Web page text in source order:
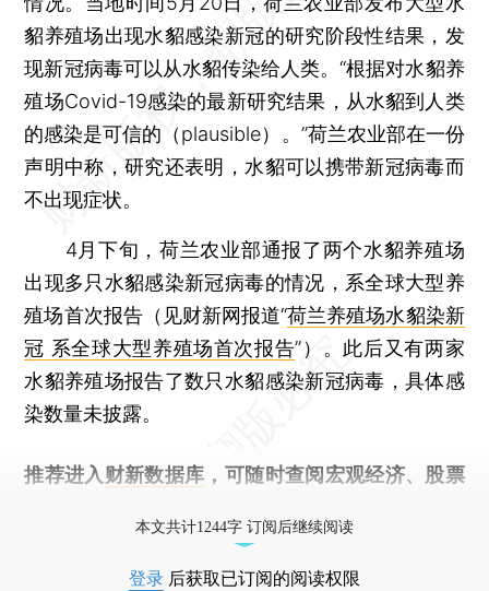
貂养殖场出现水貂感染新冠的研究阶段性结果，发
现新冠病毒可以从水貂传染给人类。“根据对水貂养
殖场Covid-19感染的最新研究结果，从水貂到人类
的感染是可信的（plausible）。”荷兰农业部在一份
声明中称，研究还表明，水貂可以携带新冠病毒而
不出现症状。
4月下旬，荷兰农业部通报了两个水貂养殖场
出现多只水貂感染新冠病毒的情况，系全球大型养
殖场首次报告（见财新网报道“荷兰养殖场水貂染新
冠 系全球大型养殖场首次报告”）。此后又有两家
水貂养殖场报告了数只水貂感染新冠病毒，具体感
染数量未披露。
推荐进入 财新数据库 ，可随时查阅宏观经济、股票
本文共计1244字 订阅后继续阅读
登录 后获取已订阅的阅读权限